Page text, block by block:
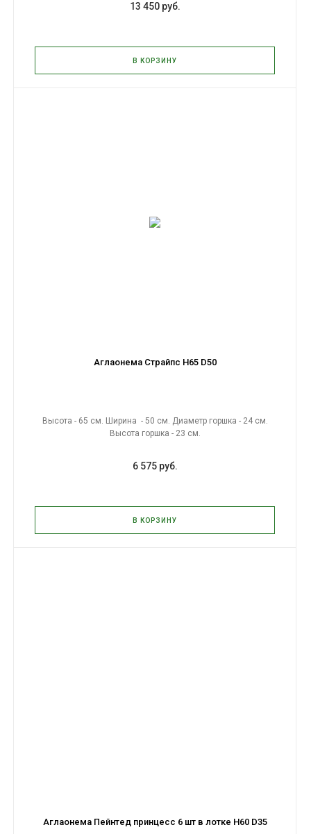
13 450 руб.
В КОРЗИНУ
Аглаонема Страйпс H65 D50
Высота - 65 см. Ширина - 50 см. Диаметр горшка - 24 см.
Высота горшка - 23 см.
6 575 руб.
В КОРЗИНУ
Аглаонема Пейнтед принцесс 6 шт в лотке H60 D35